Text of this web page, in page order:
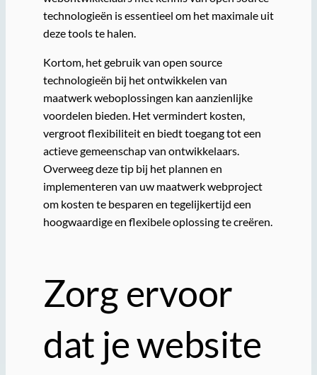
technologieën is essentieel om het maximale uit
deze tools te halen.
Kortom, het gebruik van open source
technologieën bij het ontwikkelen van
maatwerk weboplossingen kan aanzienlijke
voordelen bieden. Het vermindert kosten,
vergroot flexibiliteit en biedt toegang tot een
actieve gemeenschap van ontwikkelaars.
Overweeg deze tip bij het plannen en
implementeren van uw maatwerk webproject
om kosten te besparen en tegelijkertijd een
hoogwaardige en flexibele oplossing te creëren.
Zorg ervoor
dat je website